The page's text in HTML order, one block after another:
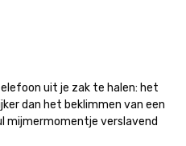
uit je zak te halen: het
dan het beklimmen van een
mijmermomentje verslavend